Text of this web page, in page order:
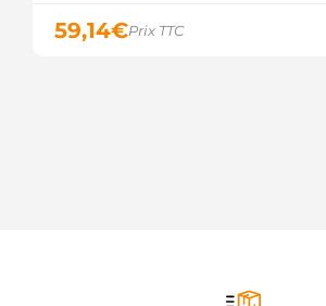
59,14€Prix TTC